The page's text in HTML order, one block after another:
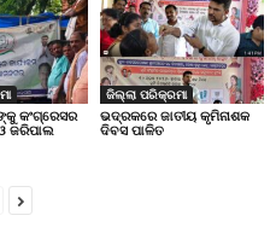
କଂଗ୍ରେସର
ଜରିପାଲ
ଜିଲ୍ଲା ପରିକ୍ରମା
ଭଦ୍ରକରେ ଜାତୀୟ କୃମିନାଶକ
ଦିବସ ପାଳିତ